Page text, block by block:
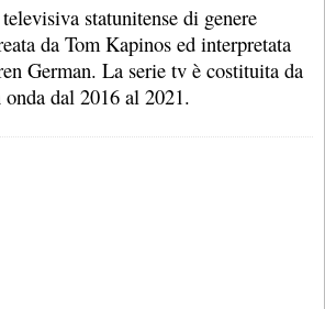
statunitense di genere
da Tom Kapinos ed interpretata
German. La serie tv è costituita da
dal 2016 al 2021.